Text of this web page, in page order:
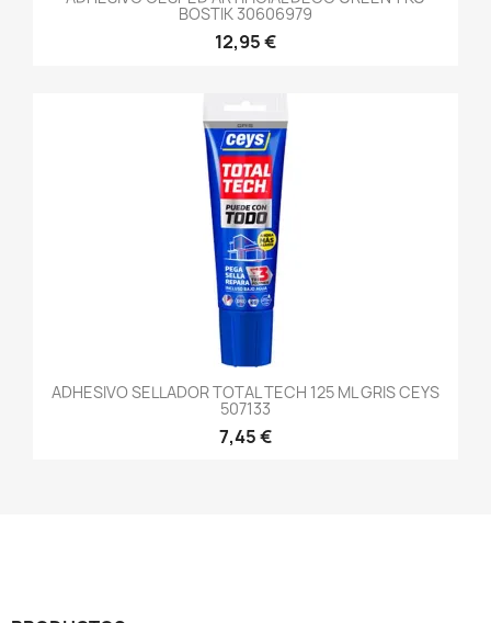
BOSTIK 30606979
12,95 €
ADHESIVO SELLADOR TOTAL TECH 125 ML GRIS CEYS
507133
7,45 €